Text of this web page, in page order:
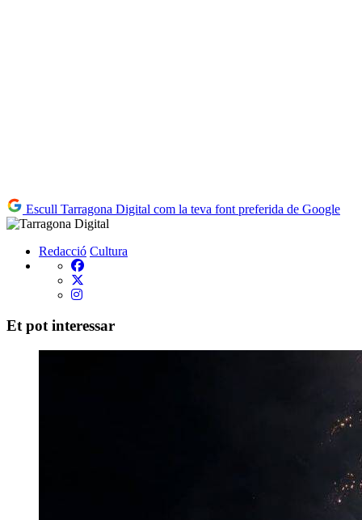
Escull Tarragona Digital com la teva font preferida de Google
Redacció Cultura
Et pot interessar